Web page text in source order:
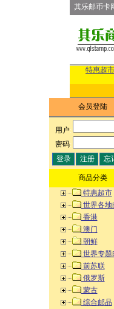
其乐邮币卡
特惠超市
会员登陆
用户:
密码:
商品分类
特惠超市
世界各地
香港
澳门
朝鲜
世界专题
前苏联
俄罗斯
蒙古
综合邮品